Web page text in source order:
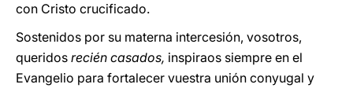
con Cristo crucificado.
Sostenidos por su materna intercesión, vosotros,
queridos recién casados, inspiraos siempre en el
Evangelio para fortalecer vuestra unión conyugal y